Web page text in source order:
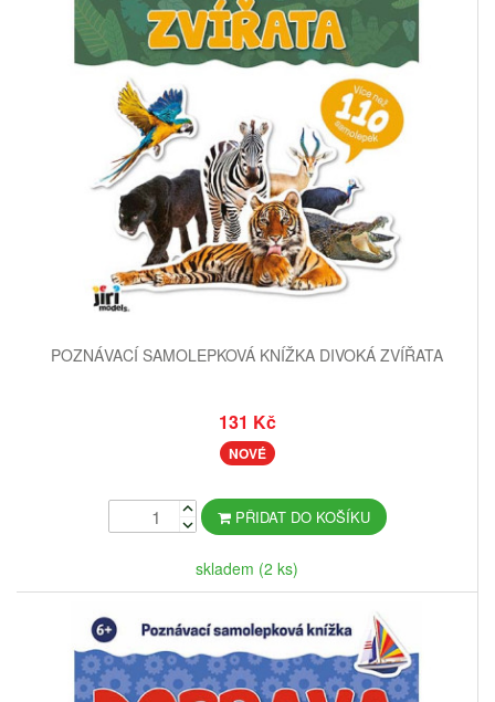
POZNÁVACÍ SAMOLEPKOVÁ KNÍŽKA DIVOKÁ ZVÍŘATA
131 Kč
NOVÉ
PŘIDAT DO KOŠÍKU
skladem (2 ks)